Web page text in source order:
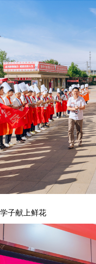
子献上鲜花